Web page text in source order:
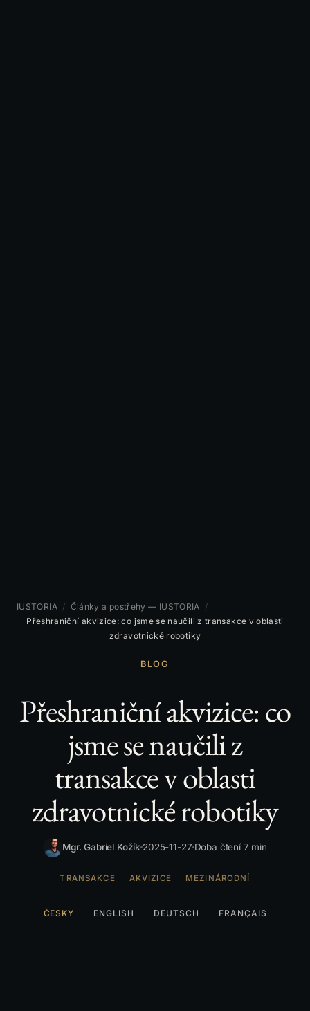
IUSTORIA / Články a postřehy — IUSTORIA /
Přeshraniční akvizice: co jsme se naučili z transakce v oblasti
zdravotnické robotiky
BLOG
Přeshraniční akvizice: co
jsme se naučili z
transakce v oblasti
zdravotnické robotiky
Mgr. Gabriel Kožík 2025-11-27 Doba čtení 7 min
TRANSAKCE AKVIZICE MEZINÁRODNÍ
ČESKY ENGLISH DEUTSCH FRANÇAIS